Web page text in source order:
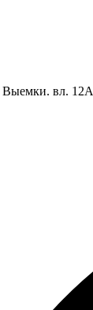
Выемки. вл. 12А